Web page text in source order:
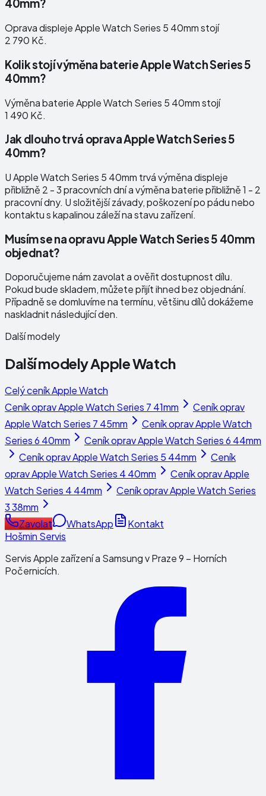
40mm?
Oprava displeje Apple Watch Series 5 40mm stojí
2 790 Kč.
Kolik stojí výměna baterie Apple Watch Series 5
40mm?
Výměna baterie Apple Watch Series 5 40mm stojí
1 490 Kč.
Jak dlouho trvá oprava Apple Watch Series 5
40mm?
U Apple Watch Series 5 40mm trvá výměna displeje
přibližně 2 - 3 pracovních dní a výměna baterie přibližně 1 - 2
pracovní dny. U složitější závady, poškození po pádu nebo
kontaktu s kapalinou záleží na stavu zařízení.
Musím se na opravu Apple Watch Series 5 40mm
objednat?
Doporučujeme nám zavolat a ověřit dostupnost dílu.
Pokud bude skladem, můžete přijít ihned bez objednání.
Případně se domluvíme na termínu, většinu dílů dokážeme
naskladnit následující den.
Další modely
Další modelyApple Watch
Celý ceníkApple Watch
Ceník opravApple Watch Series 7 41mm
Ceník oprav
Apple Watch Series 7 45mm
Ceník opravApple Watch
Series 6 40mm
Ceník opravApple Watch Series 6 44mm
Ceník opravApple Watch Series 5 44mm
Ceník
opravApple Watch Series 4 40mm Ceník opravApple
Watch Series 4 44mm
Ceník opravApple Watch Series
3 38mm
Zavolat
WhatsApp
Kontakt
Hošmin Servis
Servis Apple zařízení a Samsung v Praze 9 – Horních
Počernicích.